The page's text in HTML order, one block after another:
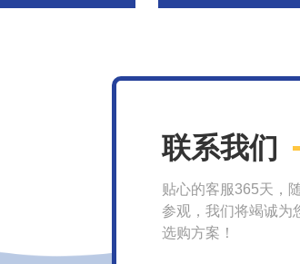
联系我们
贴心的客服365天，
参观，我们将竭诚为
选购方案！